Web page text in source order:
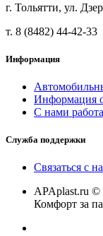
г. Тольятти, ул.
т. 8 (8482) 44-42-33
Информация
Информация
С нами
Служба поддержки
Связаться с
APAplast.ru ©
Комфорт за